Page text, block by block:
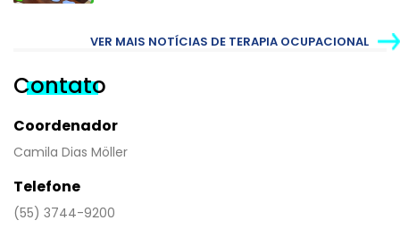
VER MAIS NOTÍCIAS DE TERAPIA OCUPACIONAL
Contato
Coordenador
Camila Dias Möller
Telefone
(55) 3744-9200